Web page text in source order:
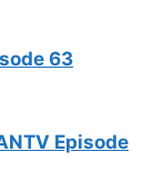
63
Episode